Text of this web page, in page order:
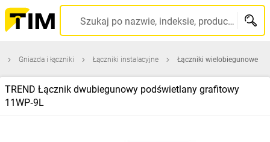
Szukaj po nazwie, indeksie, producencie, kodzie kreskowym...
Gniazda i łączniki Łączniki instalacyjne Łączniki wielobiegunowe
TREND Łącznik dwubiegunowy podświetlany grafitowy
11WP‑9L